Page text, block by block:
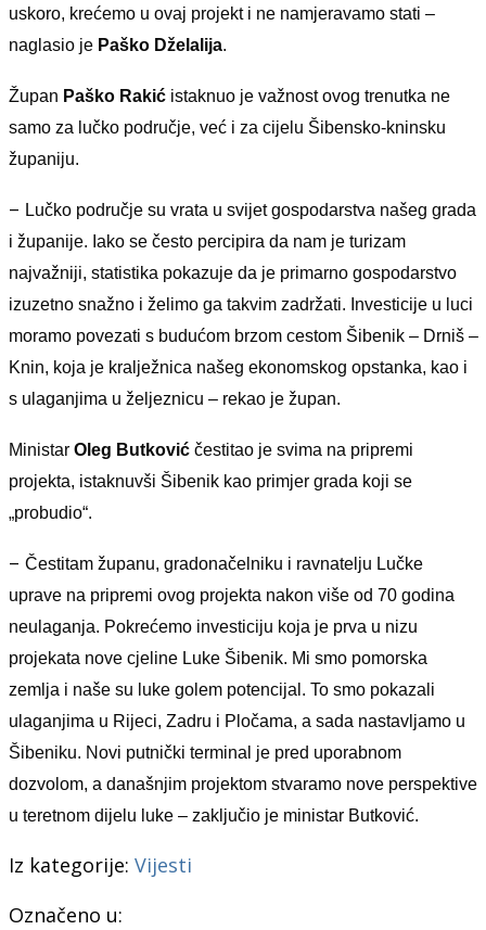
uskoro, krećemo u ovaj projekt i ne namjeravamo stati –
naglasio je Paško Dželalija.
Župan Paško Rakićistaknuo je važnost ovog trenutka ne
samo za lučko područje, već i za cijelu Šibensko-kninsku
županiju.
– Lučko područje su vrata u svijet gospodarstva našeg grada
i županije. Iako se često percipira da nam je turizam
najvažniji, statistika pokazuje da je primarno gospodarstvo
izuzetno snažno i želimo ga takvim zadržati. Investicije u luci
moramo povezati s budućom brzom cestom Šibenik – Drniš –
Knin, koja je kralježnica našeg ekonomskog opstanka, kao i
s ulaganjima u željeznicu – rekao je župan.
Ministar Oleg Butkovićčestitao je svima na pripremi
projekta, istaknuvši Šibenik kao primjer grada koji se
„probudio“.
– Čestitam županu, gradonačelniku i ravnatelju Lučke
uprave na pripremi ovog projekta nakon više od 70 godina
neulaganja. Pokrećemo investiciju koja je prva u nizu
projekata nove cjeline Luke Šibenik. Mi smo pomorska
zemlja i naše su luke golem potencijal. To smo pokazali
ulaganjima u Rijeci, Zadru i Pločama, a sada nastavljamo u
Šibeniku. Novi putnički terminal je pred uporabnom
dozvolom, a današnjim projektom stvaramo nove perspektive
u teretnom dijelu luke – zaključio je ministar Butković.
Iz kategorije: Vijesti
Označeno u: